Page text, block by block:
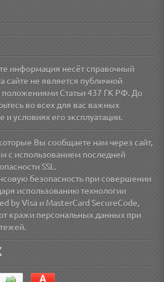
информация несёт справочный
сайте не является публичной
Статьи 437 ГК РФ. До
во всех для вас важных
и условиях его эксплуатации.
Вы сообщаете нам через сайт,
использованием последней
SSL.
безопасность при совершении
использованию технологии
by Visa и MasterCard SecureCode,
кражи персональных данных при